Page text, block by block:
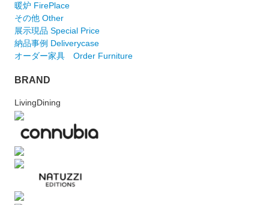
暖炉 FirePlace
その他 Other
展示現品 Special Price
納品事例 Deliverycase
オーダー家具 Order Furniture
BRAND
LivingDining